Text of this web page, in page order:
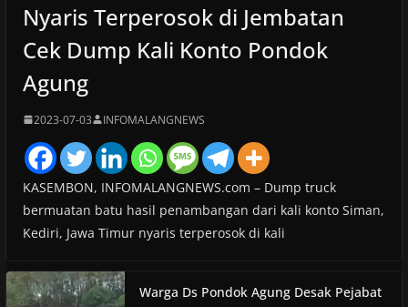
Nyaris Terperosok di Jembatan
Cek Dump Kali Konto Pondok
Agung
2023-07-03 INFOMALANGNEWS
KASEMBON, INFOMALANGNEWS.com – Dump truck
bermuatan batu hasil penambangan dari kali konto Siman,
Kediri, Jawa Timur nyaris terperosok di kali
Warga Ds Pondok Agung Desak Pejabat